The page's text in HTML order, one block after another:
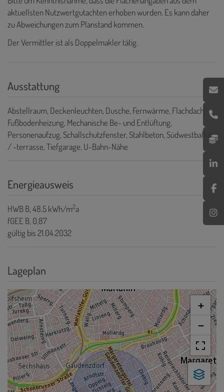
aktuellsten Nutzwertgutachten erhoben wurden. Es kann daher
zu Abweichungen zum Planstand kommen.
Der Vermittler ist als Doppelmakler tätig.
Ausstattung
Abstellraum Deckenleuchten Dusche Fernwärme Flachdach
Fußbodenheizung Mechanische Be- und Entlüftung
Personenaufzug Schallschutzfenster Stahlbeton Südwestbalkon
/ -terrasse Tiefgarage U-Bahn-Nähe
Energieausweis
HWBB, 48.5 kWh/m2a
fGEE B, 0,87
gültig bis21.04.2032
Lageplan
+
−